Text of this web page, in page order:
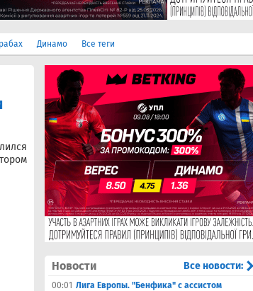
Динамо Все теги
Новости Все новости:
00:01 Лига Европы. "Бенфика" с ассистом